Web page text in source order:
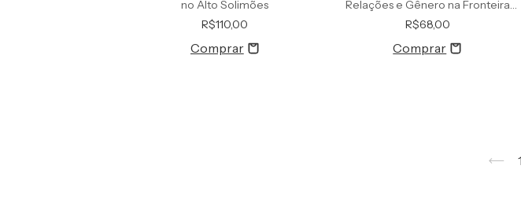
no Alto Solimões
R$110,00
Relações e Gênero na Fronteira
Amazônica - Brasil e Peru
R$68,00
1